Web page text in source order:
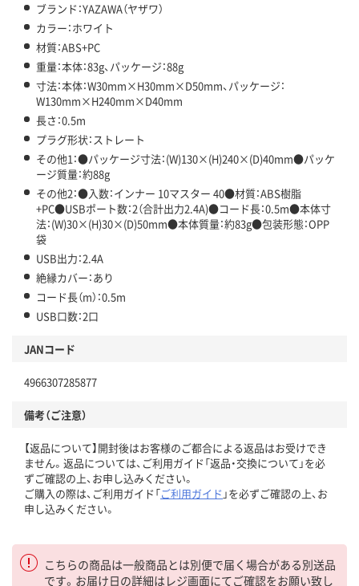
ブランド：YAZAWA（ヤザワ）
カラー：ホワイト
材質：ABS+PC
重量：本体：83g、パッケージ：88g
寸法：本体：W30mm×H30mm×D50mm、パッケージ：
W130mm×H240mm×D40mm
長さ：0.5m
プラグ形状：ストレート
その他1：●パッケージ寸法：(W)130×(H)240×(D)40mm●パッケ
ージ質量：約88g
その他2：●入数：インナー 10マスター 40●材質：ABS樹脂
+PC●USBポート数：2（合計出力2.4A)●コード長：0.5m●本体寸
法：(W)30×(H)30×(D)50mm●本体質量：約83g●包装形態：OPP
袋
USB出力：2.4A
絶縁カバー：あり
コード長（m）：0.5m
USB口数：2口
JANコード
4966307285877
備考（ご注意）
【返品について】開封後はお客様のご都合による返品はお受けでき
ません。返品については、ご利用ガイド「返品・交換について」を必
ずご確認の上、お申し込みください。
ご購入の際は、ご利用ガイド「ご利用ガイド 」を必ずご確認の上、お
申し込みください。
こちらの商品は一般商品とは別便で届く場合がある別送品
です。お届け日の詳細はレジ画面にてご確認をお願い致し